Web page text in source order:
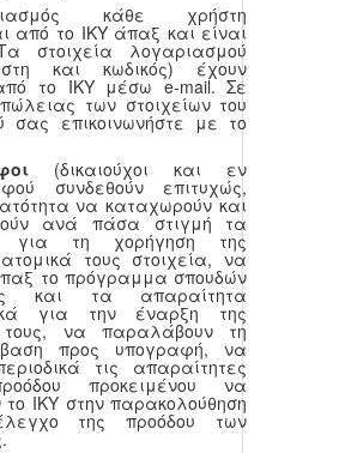
κάθε χρήστη
από το ΙΚΥ άπαξ και είναι
στοιχεία λογαριασμού
και κωδικός) έχουν
το ΙΚΥ μέσω e-mail. Σε
των στοιχείων του
σας επικοινωνήστε με το
(δικαιούχοι και εν
συνδεθούν επιτυχώς,
να καταχωρούν και
ανά πάσα στιγμή τα
για τη χορήγηση της
τους στοιχεία, να
το πρόγραμμα σπουδών
και τα απαραίτητα
για την έναρξη της
τους, να παραλάβουν τη
προς υπογραφή, να
τις απαραίτητες
προκειμένου να
το ΙΚΥ στην παρακολούθηση
της προόδου των